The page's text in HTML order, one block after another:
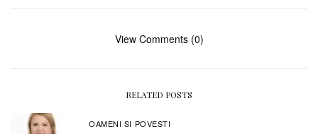
View Comments (0)
RELATED POSTS
OAMENI SI POVESTI